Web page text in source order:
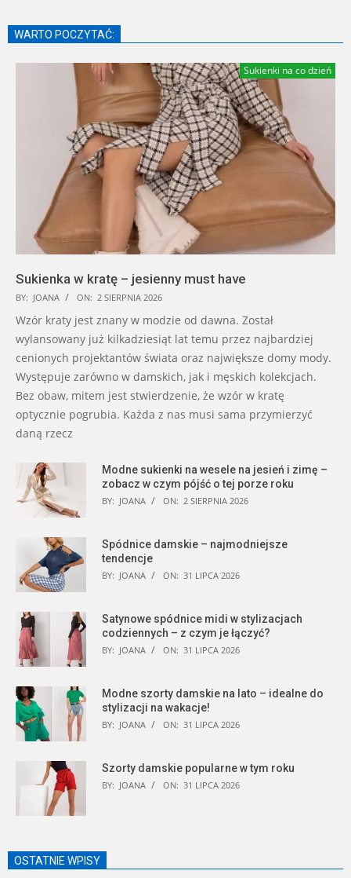
WARTO POCZYTAĆ:
Sukienki na co dzień
Sukienka w kratę – jesienny must have
BY: JOANA ON: 2 SIERPNIA 2026
Wzór kraty jest znany w modzie od dawna. Został
wylansowany już kilkadziesiąt lat temu przez najbardziej
cenionych projektantów świata oraz największe domy mody.
Występuje zarówno w damskich, jak i męskich kolekcjach.
Bez obaw, mitem jest stwierdzenie, że wzór w kratę
optycznie pogrubia. Każda z nas musi sama przymierzyć
daną rzecz
Modne sukienki na wesele na jesień i zimę –
zobacz w czym pójść o tej porze roku
BY: JOANA ON: 2 SIERPNIA 2026
Spódnice damskie – najmodniejsze
tendencje
BY: JOANA ON: 31 LIPCA 2026
Satynowe spódnice midi w stylizacjach
codziennych – z czym je łączyć?
BY: JOANA ON: 31 LIPCA 2026
Modne szorty damskie na lato – idealne do
stylizacji na wakacje!
BY: JOANA ON: 31 LIPCA 2026
Szorty damskie popularne w tym roku
BY: JOANA ON: 31 LIPCA 2026
OSTATNIE WPISY